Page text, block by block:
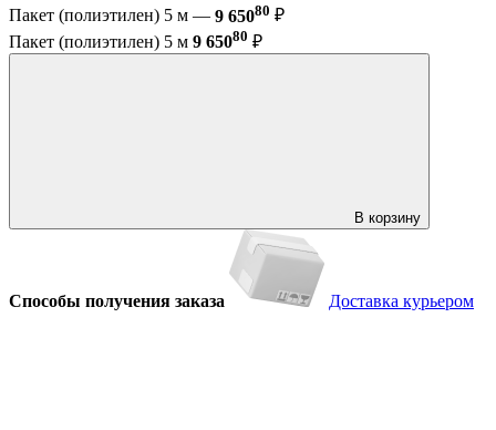
Пакет (полиэтилен) 5 м — 9 65080 ₽
Пакет (полиэтилен) 5 м 9 65080 ₽
В корзину
Способы получения заказа Доставка курьером